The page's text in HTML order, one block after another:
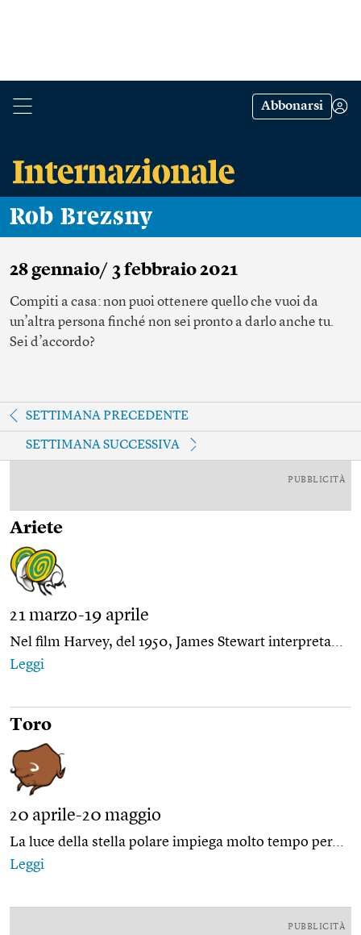
Abbonarsi
Rob Brezsny
28 gennaio/ 3 febbraio 2021
Compiti a casa: non puoi ottenere quello che vuoi da
un’altra persona finché non sei pronto a darlo anche tu.
Sei d’accordo?
SETTIMANA PRECEDENTE
SETTIMANA SUCCESSIVA
PUBBLICITÀ
Ariete
21 marzo-19 aprile
Nel film Harvey, del 1950, James Stewart interpreta...
Leggi
Toro
20 aprile-20 maggio
La luce della stella polare impiega molto tempo per...
Leggi
PUBBLICITÀ